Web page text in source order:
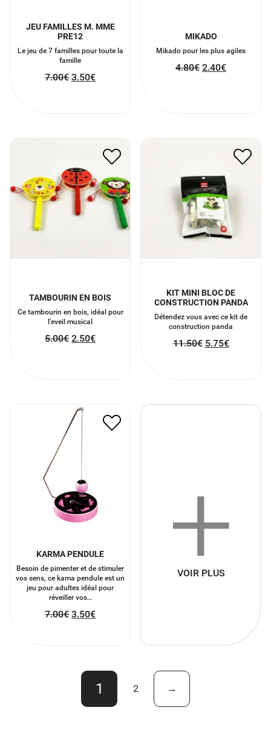
JEU FAMILLES M. MME
PRE12
Le jeu de 7 familles pour toute la
famille
7.00€ 3.50€
MIKADO
Mikado pour les plus agiles
4.80€ 2.40€
TAMBOURIN EN BOIS
Ce tambourin en bois, idéal pour
l'eveil musical
5.00€ 2.50€
KIT MINI BLOC DE
CONSTRUCTION PANDA
Détendez vous avec ce kit de
construction panda
11.50€ 5.75€
3.50
KARMA PENDULE
Besoin de pimenter et de stimuler
vos sens, ce kama pendule est un
jeu pour adultes idéal pour
réveiller vos…
7.00€ 3.50€
+
VOIR PLUS
1 2 →